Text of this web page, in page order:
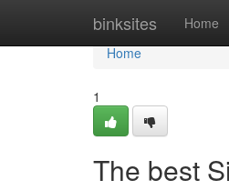
binksites Home
Home
Home
1
The best